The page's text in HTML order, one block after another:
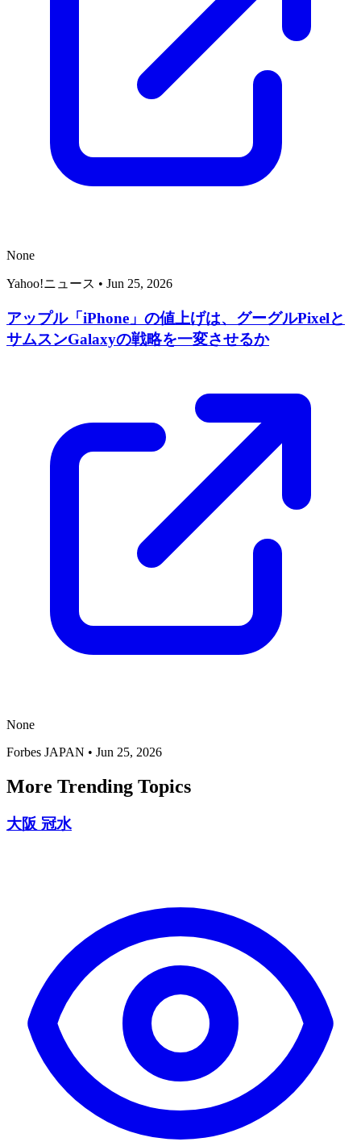
None
Yahoo!ニュース • Jun 25, 2026
アップル「iPhone」の値上げは、グーグルPixelと
サムスンGalaxyの戦略を一変させるか
None
Forbes JAPAN • Jun 25, 2026
More Trending Topics
大阪 冠水